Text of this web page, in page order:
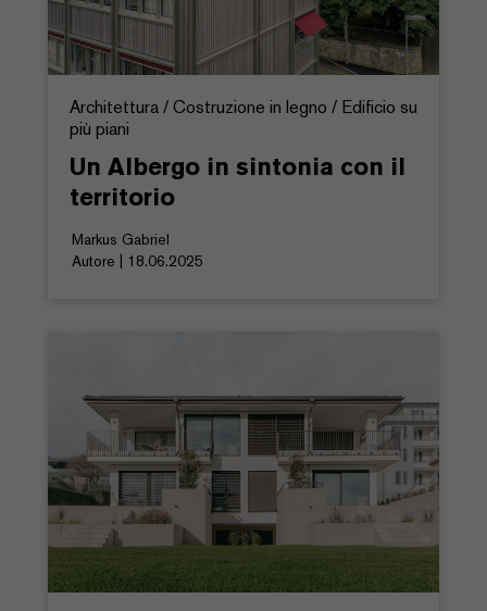
Architettura / Costruzione in legno / Edificio su
più piani
Un Albergo in sintonia con il
territorio
Markus Gabriel
Autore | 18.06.2025